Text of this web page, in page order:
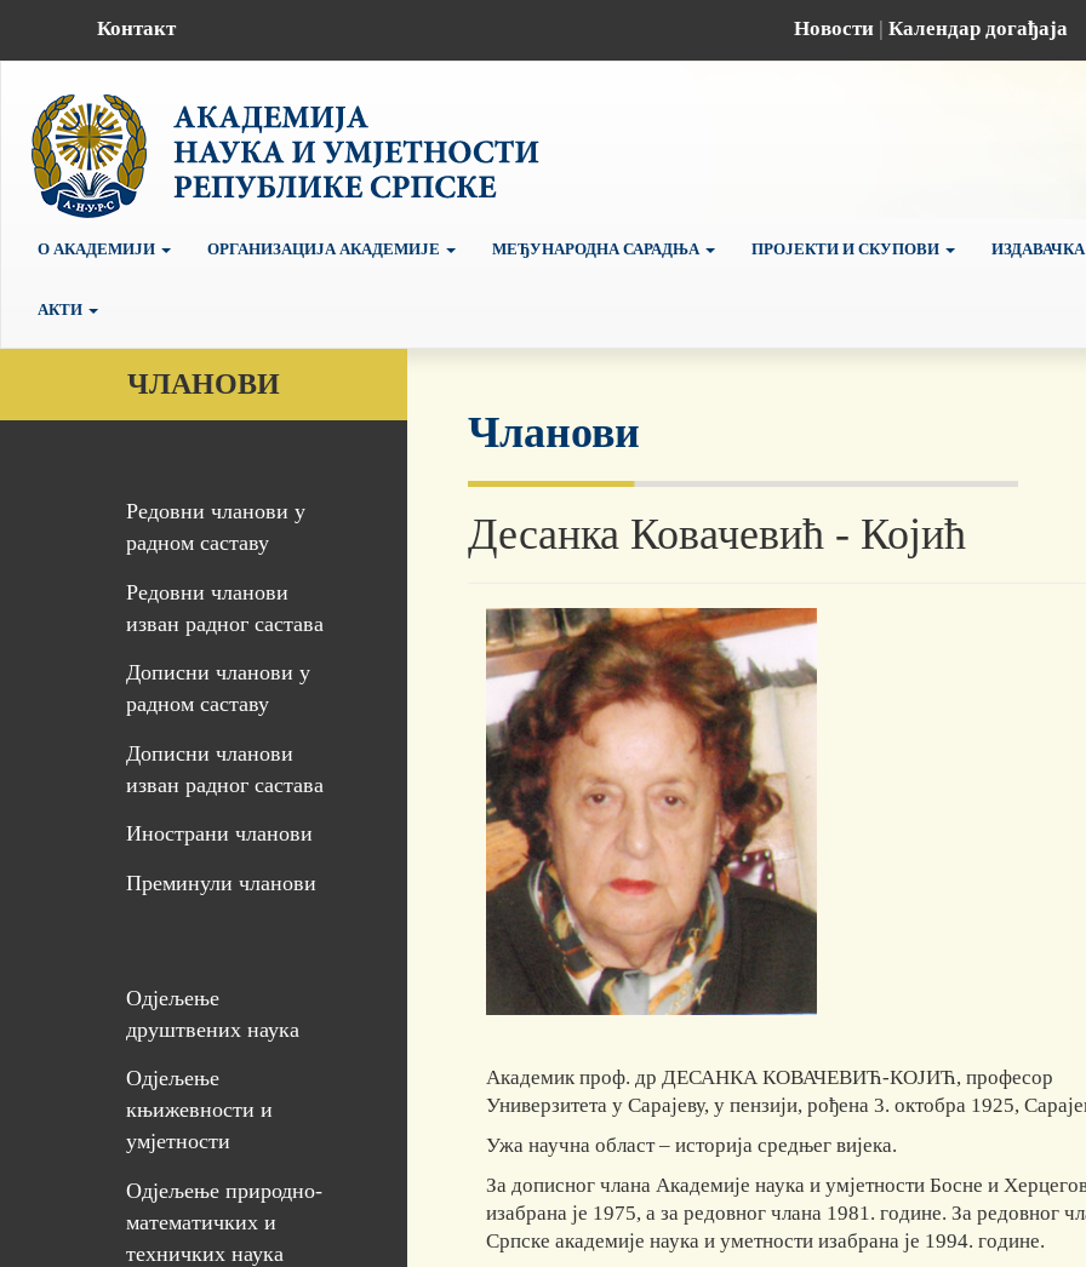
Контакт Новости | Календар догађаја
О АКАДЕМИЈИ ОРГАНИЗАЦИЈА АКАДЕМИЈЕ МЕЂУНАРОДНА САРАДЊА ПРОЈЕКТИ И СКУПОВИ
АКТИ
ЧЛАНОВИ
Редовни чланови у
радном саставу
Редовни чланови
изван радног састава
Дописни чланови у
радном саставу
Дописни чланови
изван радног састава
Инострани чланови
Преминули чланови
Одјељење
друштвених наука
Одјељење
књижевности и
умјетности
Одјељење природно-
математичких и
техничких наука
Чланови
Десанка Ковачевић - Којић
Академик проф. др ДЕСАНКА КОВАЧЕВИЋ-КОЈИЋ, професор
Универзитета у Сарајеву, у пензији, рођена 3. октобра 1925,
Ужа научна област – историја средњег вијека.
За дописног члана Академије наука и умјетности Босне и
изабрана је 1975, а за редовног члана 1981. године. За редовног
Српске академије наука и уметности изабрана је 1994. године.